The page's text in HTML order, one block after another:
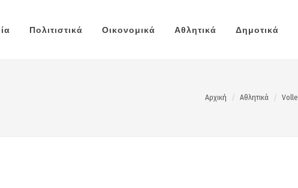
Πολιτιστικά Οικονομικά Αθλητικά Δημοτικά
Αρχική Αθλητικά